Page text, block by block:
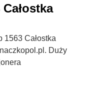
Całostka
Duży